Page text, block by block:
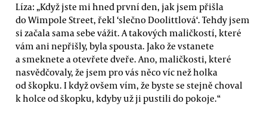
Líza: „Když jste mi hned první den, jak jsem přišla
do Wimpole Street, řekl ‘slečno Doolittlová‘. Tehdy jsem
si začala sama sebe vážit. A takových maličkostí, které
vám ani nepřišly, byla spousta. Jako že vstanete
a smeknete a otevřete dveře. Ano, maličkosti, které
nasvědčovaly, že jsem pro vás něco víc než holka
od škopku. I když ovšem vím, že byste se stejně choval
k holce od škopku, kdyby už ji pustili do pokoje.“